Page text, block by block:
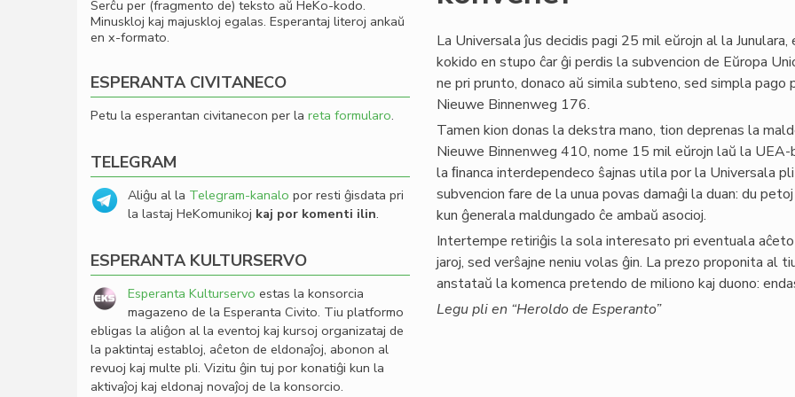
La Universala ĵus decidis pagi 25 mil eŭrojn al la
kokido en stupo ĉar ĝi perdis la subvencion de Eŭropa
ne pri prunto, donaco aŭ simila subteno, sed simpla
Nieuwe Binnenweg 176.
Tamen kion donas la dekstra mano, tion deprenas la
Nieuwe Binnenweg 410, nome 15 mil eŭrojn laŭ la
la ﬁnanca interdependeco ŝajnas utila por la Universala
subvencion fare de la unua povas damaĝi la duan: du
kun ĝenerala maldungado ĉe ambaŭ asocioj.
Intertempe retiriĝis la sola interesato pri eventuala
jaroj, sed verŝajne neniu volas ĝin. La prezo proponita al
anstataŭ la komenca pretendo de miliono kaj duono:
Legu pli en “Heroldo de Esperanto”
Serĉu per (fragmento de) teksto aŭ HeKo-kodo.
Minuskloj kaj majuskloj egalas. Esperantaj literoj ankaŭ
en x-formato.
ESPERANTA CIVITANECO
Petu la esperantan civitanecon per la reta formularo.
TELEGRAM
Aliĝu al la Telegram-kanalo por resti ĝisdata pri
la lastaj HeKomunikoj kaj por komenti ilin.
ESPERANTA KULTURSERVO
Esperanta Kulturservo estas la konsorcia
magazeno de la Esperanta Civito. Tiu platformo
ebligas la aliĝon al la eventoj kaj kursoj organizataj de
la paktintaj establoj, aĉeton de eldonaĵoj, abonon al
revuoj kaj multe pli. Vizitu ĝin tuj por konatiĝi kun la
aktivaĵoj kaj eldonaj novaĵoj de la konsorcio.